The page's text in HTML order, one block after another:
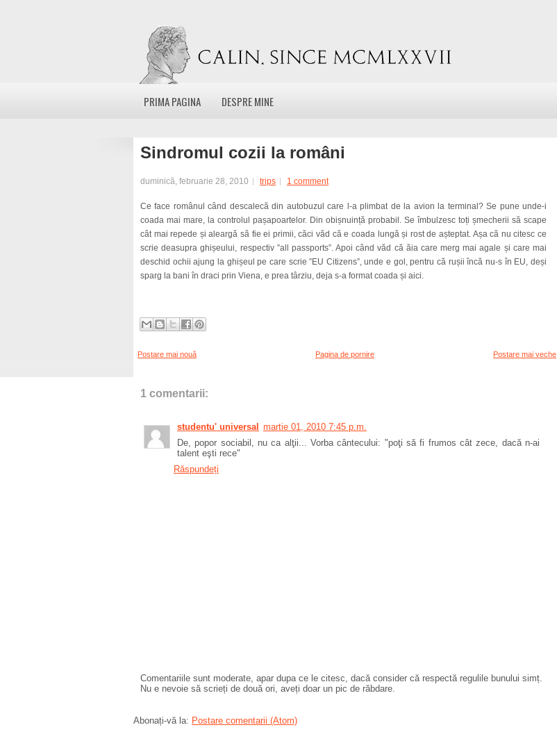
PRIMA PAGINA DESPRE MINE
Sindromul cozii la români
duminică, februarie 28, 2010 trips 1 comment
Ce face românul când descalecă din autobuzul care l-a plimbat de la avion la terminal? Se pune unde-i
coada mai mare, la controlul pașapoartelor. Din obișnuință probabil. Se îmbulzesc toți șmecherii să scape
cât mai repede și aleargă să fie ei primii, căci văd că e coada lungă și rost de așteptat. Așa că nu citesc ce
scrie deasupra ghișeului, respectiv ”all passports”. Apoi când văd că ăia care merg mai agale și care mai
deschid ochii ajung la ghișeul pe care scrie ”EU Citizens”, unde e gol, pentru că rușii încă nu-s în EU, deși
sparg la bani în draci prin Viena, e prea târziu, deja s-a format coada și aici.
Postare mai nouă Postare mai veche
Pagina de pornire
1 comentarii:
studentu' universal martie 01, 2010 7:45 p.m.
De, popor sociabil, nu ca alţii... Vorba cântecului: "poţi să fi frumos cât zece, dacă n-ai
talent eşti rece"
Răspundeți
Comentariile sunt moderate, apar dupa ce le citesc, dacă consider că respectă regulile bunului simț.
Nu e nevoie să scrieți de două ori, aveți doar un pic de răbdare.
Abonați-vă la: Postare comentarii (Atom)